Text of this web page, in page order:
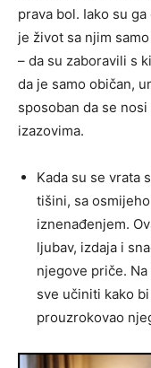
prava bol. Iako su
je život sa njim
– da su zaboravili s
da je samo običan,
sposoban da se
izazovima.
Kada su se vrata
tišini, sa
iznenađenjem.
ljubav, izdaja i
njegove priče.
sve učiniti kako
prouzrokovao